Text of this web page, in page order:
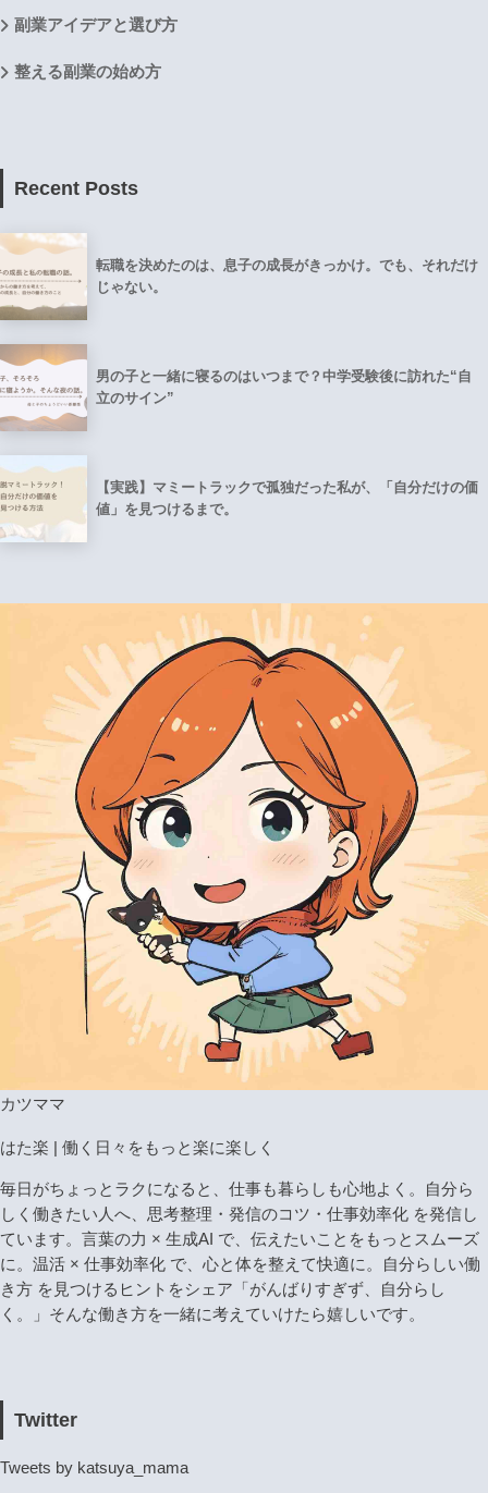
副業アイデアと選び方
整える副業の始め方
Recent Posts
転職を決めたのは、息子の成長がきっかけ。でも、それだけ
じゃない。
男の子と一緒に寝るのはいつまで？中学受験後に訪れた“自
立のサイン”
【実践】マミートラックで孤独だった私が、「自分だけの価
値」を見つけるまで。
カツママ
はた楽 | 働く日々をもっと楽に楽しく
毎日がちょっとラクになると、仕事も暮らしも心地よく。自分ら
しく働きたい人へ、思考整理・発信のコツ・仕事効率化 を発信し
ています。言葉の力 × 生成AI で、伝えたいことをもっとスムーズ
に。温活 × 仕事効率化 で、心と体を整えて快適に。自分らしい働
き方 を見つけるヒントをシェア「がんばりすぎず、自分らし
く。」そんな働き方を一緒に考えていけたら嬉しいです。
Twitter
Tweets by katsuya_mama